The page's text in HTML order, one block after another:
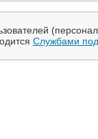
Службами